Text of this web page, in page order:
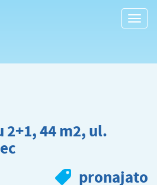
44 m2, ul.
pronajato